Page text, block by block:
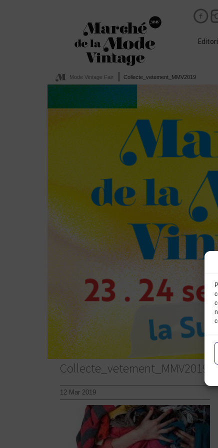
Mode Vintage Fair Collecte_vetement_MMV2019
Collecte_vetement_MMV2019
12 Mar 2019